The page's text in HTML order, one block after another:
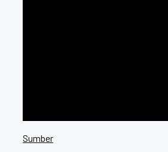
Sumber